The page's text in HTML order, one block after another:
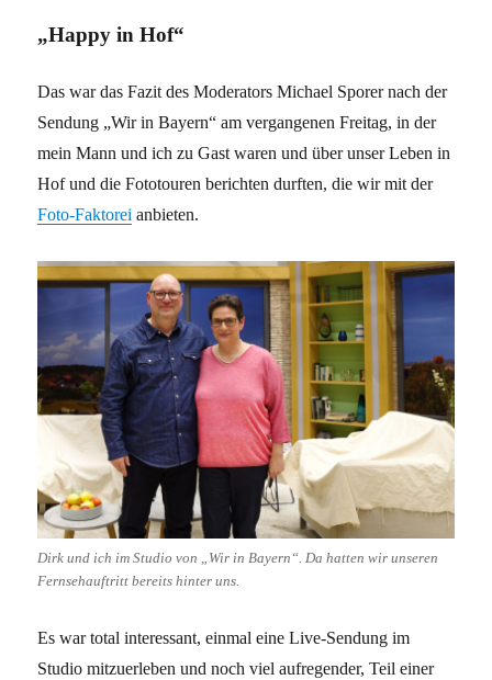
„Happy in Hof“
Das war das Fazit des Moderators Michael Sporer nach der
Sendung „Wir in Bayern“ am vergangenen Freitag, in der
mein Mann und ich zu Gast waren und über unser Leben in
Hof und die Fototouren berichten durften, die wir mit der
Foto-Faktorei anbieten.
Dirk und ich im Studio von „Wir in Bayern“. Da hatten wir unseren
Fernsehauftritt bereits hinter uns.
Es war total interessant, einmal eine Live-Sendung im
Studio mitzuerleben und noch viel aufregender, Teil einer